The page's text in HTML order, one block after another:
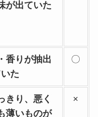
が出ていた
香りが抽出
た
〇
きり、悪く
薄いものが
×